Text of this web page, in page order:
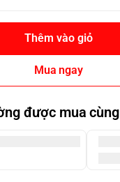
Thêm vào giỏ
Mua ngay
được mua cùng